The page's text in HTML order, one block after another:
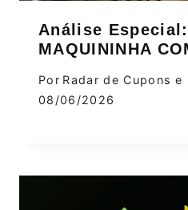
Análise Especial:
MAQUININHA
Por Radar de Cupons e
08/06/2026